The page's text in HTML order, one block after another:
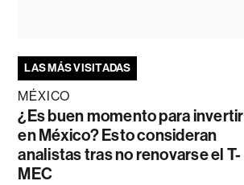
LAS MÁS VISITADAS
MÉXICO
¿Es buen momento para invertir
en México? Esto consideran
analistas tras no renovarse el T-
MEC